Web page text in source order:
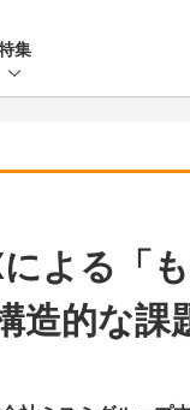
集
よる「
造的な課